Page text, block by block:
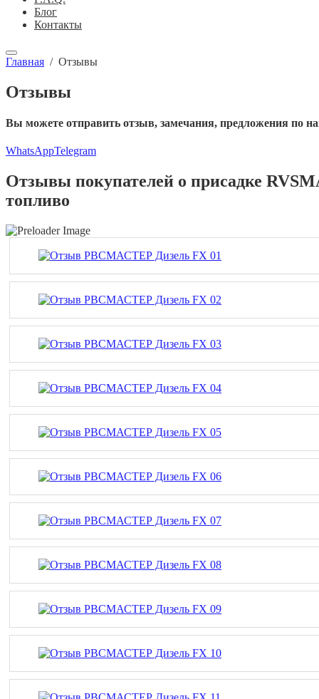
Блог
Контакты
Главная / Отзывы
Отзывы
Вы можете отправить отзыв, замечания, предложения по
WhatsAppTelegram
Отзывы покупателей о присадке
топливо